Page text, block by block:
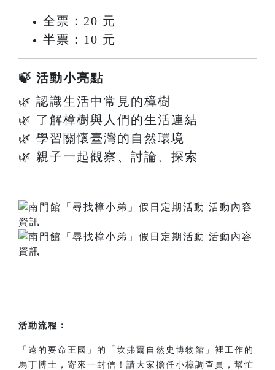
全票：20 元
半票：10 元
🍃 活動小亮點
🌿 認識生活中常見的樟樹
🌿 了解樟樹與人們的生活連結
🌿 學習關懷臺灣的自然環境
🌿 親子一起觀察、討論、探索
活動流程：
「遠的要命王國」的「坎弗爾自然史博物館」裡工作的
馬丁博士，寄來一封信！請大家擔任小樟調查員，幫忙